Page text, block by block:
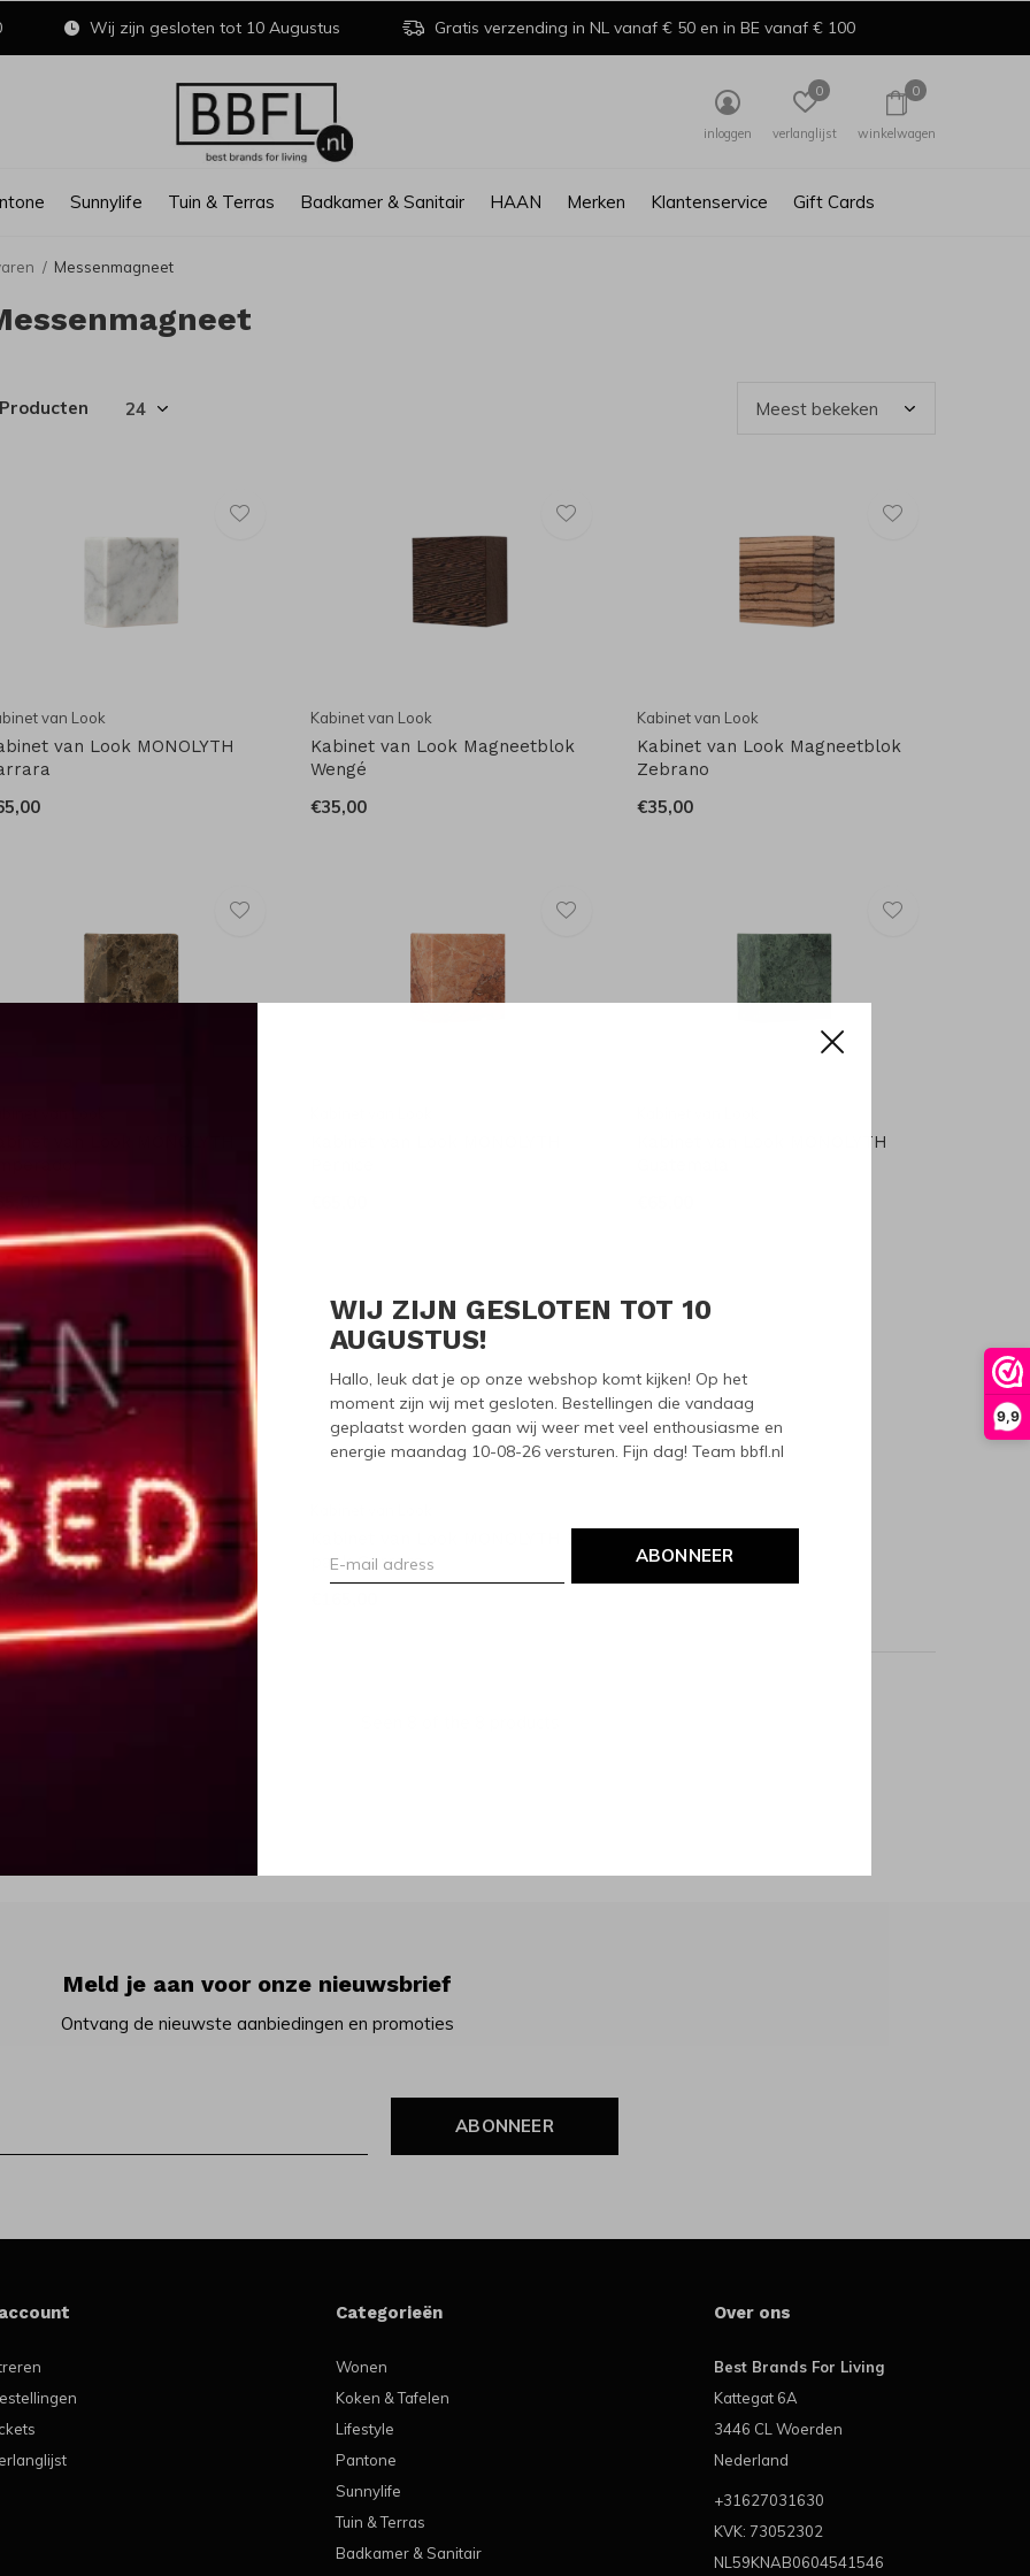
9,9
WIJ ZIJN GESLOTEN TOT 10
AUGUSTUS!
Hallo, leuk dat je op onze webshop komt kijken! Op het
moment zijn wij met gesloten. Bestellingen die vandaag
geplaatst worden gaan wij weer met veel enthousiasme en
energie maandag 10-08-26 versturen. Fijn dag! Team bbfl.nl
ABONNEER
Sunnylife Tuin & Terras Badkamer & Sanitair HAAN Merken Klantenservice Gift Cards
inloggen verlanglijst
0
winkelwagen
0
Wij zijn gesloten tot 10 Augustus Gratis verzending in NL vanaf € 50 en in BE vanaf € 100
Messenmagneet
van Look
van Look MONOLYTH
Kabinet van Look
Kabinet van Look Magneetblok
Wengé
€35,00
Kabinet van Look
Kabinet van Look Magneetblok
Zebrano
€35,00
Kabinet van Look MONOLYTH
van Look
van Look MONOLYTH 3-
Guatemala
pack Carrara
Meld je aan voor onze nieuwsbrief
Ontvang de nieuwste aanbiedingen en promoties
ABONNEER
Categorieën
Wonen
Koken & Tafelen
Lifestyle
Pantone
Sunnylife
Tuin & Terras
Badkamer & Sanitair
Over ons
Best Brands For Living
Kattegat 6A
3446 CL Woerden
Nederland
+31627031630
KVK: 73052302
NL59KNAB0604541546